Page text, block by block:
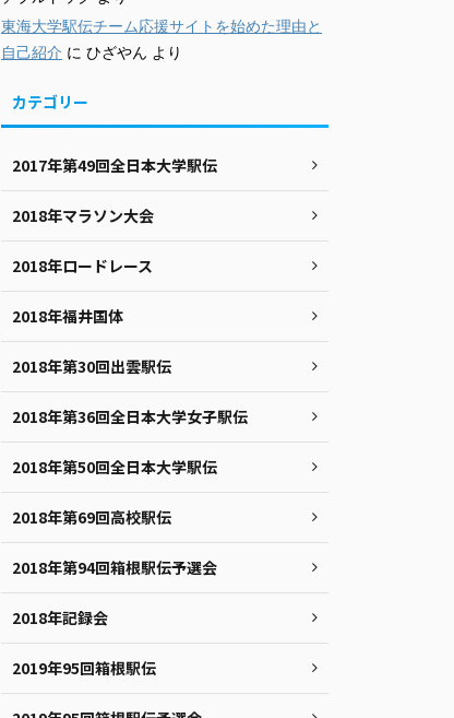
東海大学駅伝チーム応援サイトを始めた理由と
自己紹介 に ひざやん より
カテゴリー
2017年第49回全日本大学駅伝
2018年マラソン大会
2018年ロードレース
2018年福井国体
2018年第30回出雲駅伝
2018年第36回全日本大学女子駅伝
2018年第50回全日本大学駅伝
2018年第69回高校駅伝
2018年第94回箱根駅伝予選会
2018年記録会
2019年95回箱根駅伝